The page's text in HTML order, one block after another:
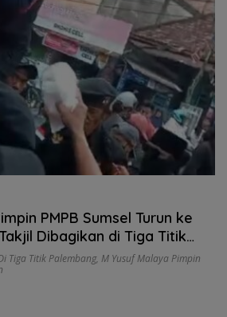
PMPB Sumsel Turun ke
Dibagikan di Tiga Titik
Tiga Titik Palembang, M Yusuf Malaya Pimpin